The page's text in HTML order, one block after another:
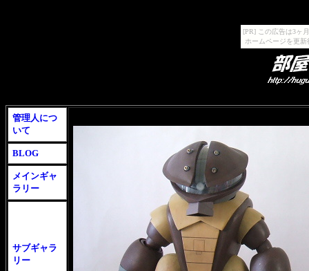
[PR] この広告は3ヶ
ホームページを更
管理人につ
いて
BLOG
メインギャ
ラリー
サブギャラ
リー